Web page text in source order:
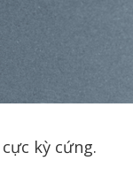
kỳ cứng.